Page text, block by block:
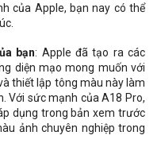
của Apple, bạn nay có thể
bạn: Apple đã tạo ra các
diện mạo mong muốn với
thiết lập tông màu này làm
Với sức mạnh của A18 Pro,
dụng trong bản xem trước
ảnh chuyên nghiệp trong